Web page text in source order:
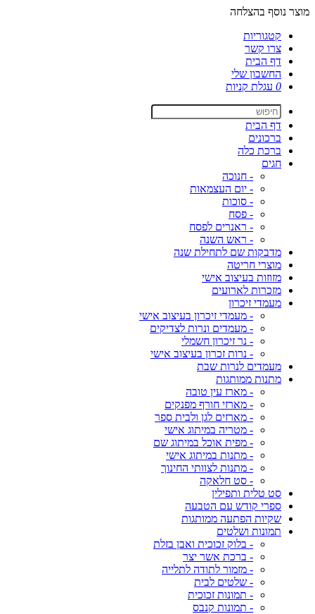
מוצר נוסף בהצלחה
קטגוריות
צרו קשר
דף הבית
החשבון שלי
0 עגלת קניות
דף הבית
ברכונים
ברכת כלה
חגים
- חנוכה
- יום העצמאות
- סוכות
- פסח
- ראנרים לפסח
- ראש השנה
מדבקות שם לתחילת שנה
מוצרי חריטה
מזוזות בעיצוב אישי
מזכרות לארועים
מעמדי זיכרון
- מעמדי זיכרון בעיצוב אישי
- מעמדים ונרות לצדיקים
- נר זיכרון חשמלי
- נרות זכרון בעיצוב אישי
מעמדים לנרות שבת
מתנות ממותגות
- מארז עין טובה
- מארזי חורף מפנקים
- מארזים לגן ולבית ספר
- מטריה במיתוג אישי
- מפית אוכל במיתוג שם
- מתנות במיתוג אישי
- מתנות לצוותי החינוך
- סט חלאקה
סט טלית ותפילין
ספרי קודש עם הטבעה
שקיות הפתעה ממותגות
תמונות ושלטים
- בלוק זכוכית ואבן בזלת
- ברכת אשר יצר
- מזמור לתודה לתלייה
- שלטים לבית
- תמונות זכוכית
- תמונות קנבס